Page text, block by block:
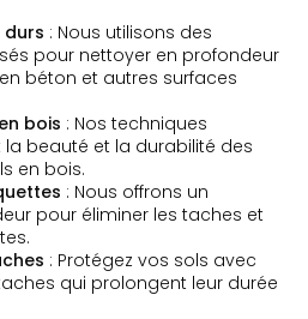
: Nous utilisons des
pour nettoyer en profondeur
béton et autres surfaces
bois : Nos techniques
beauté et la durabilité des
en bois.
: Nous offrons un
pour éliminer les taches et
: Protégez vos sols avec
qui prolongent leur durée